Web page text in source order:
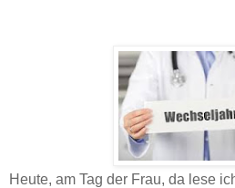
Heute, am Tag der Frau, da lese